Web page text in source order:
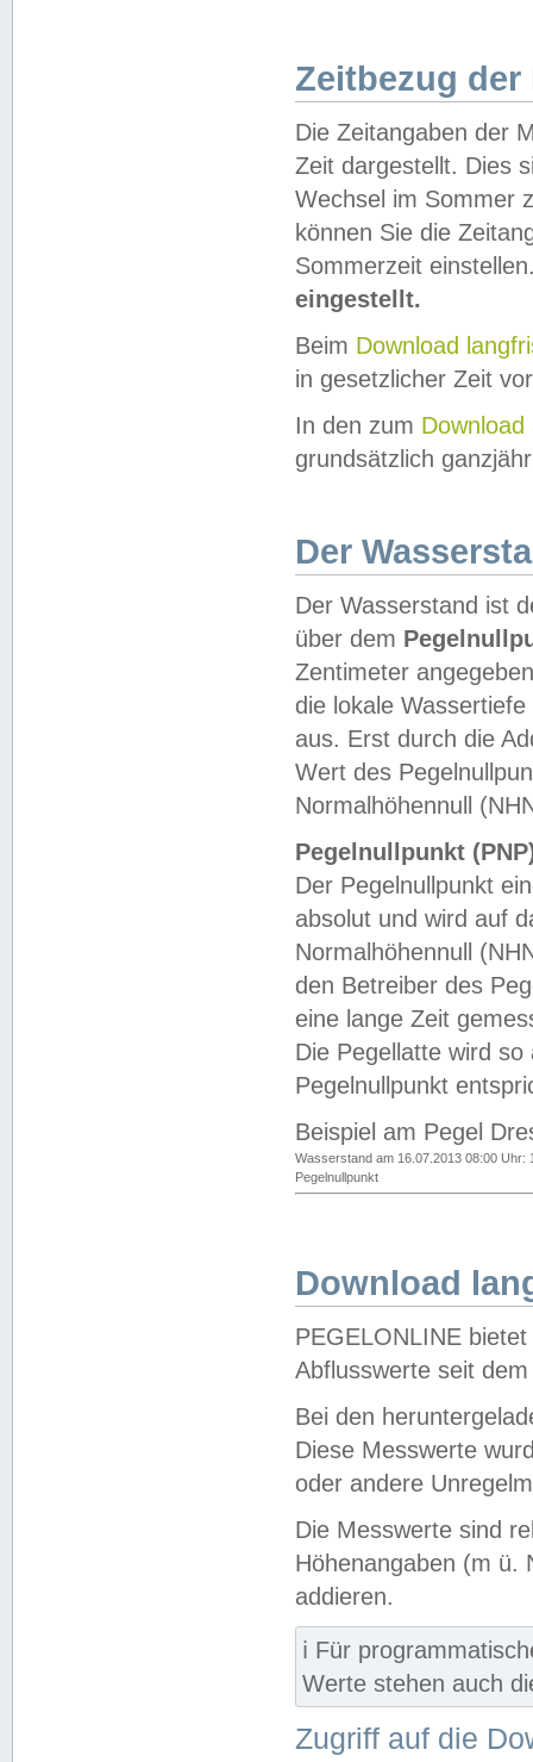
Zeitbezug der
Die Zeitangaben der
Zeit dargestellt. Dies
Wechsel im Sommer
können Sie die
Sommerzeit
eingestellt.
Beim Download
in gesetzlicher Zeit
In den zum Download
grundsätzlich
Der
Der Wasserstand ist
über dem
Zentimeter
die lokale
aus. Erst durch die
Wert des
Normalhöhennull
Pegelnullpunkt
Der Pegelnullpunkt
absolut und wird auf
Normalhöhennull
den Betreiber des
eine lange Zeit
Die Pegellatte wird
Pegelnullpunkt
Beispiel am Pegel
Wasserstand am 16.07.2013 08:00 Uhr:
Pegelnullpunkt
Download
PEGELONLINE
Abflusswerte seit
Bei den
Diese Messwerte
oder andere
Die Messwerte sind
Höhenangaben (m ü.
addieren.
ℹ️ Für
Werte stehen auch
Zugriff auf die